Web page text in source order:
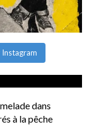
Instagram
dans
à la pêche